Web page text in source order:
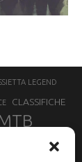
LEGEND
CLASSIFICHE
FINALE LIGURE